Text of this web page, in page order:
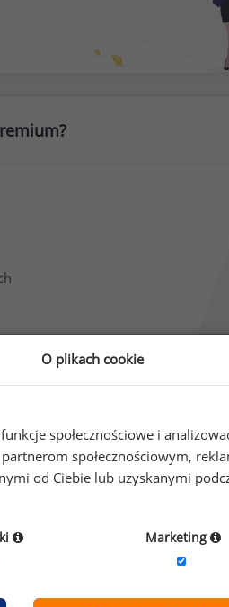
O plikach cookie
społecznościowe i
społecznościowym,
od Ciebie lub uzyskanymi
Marketing